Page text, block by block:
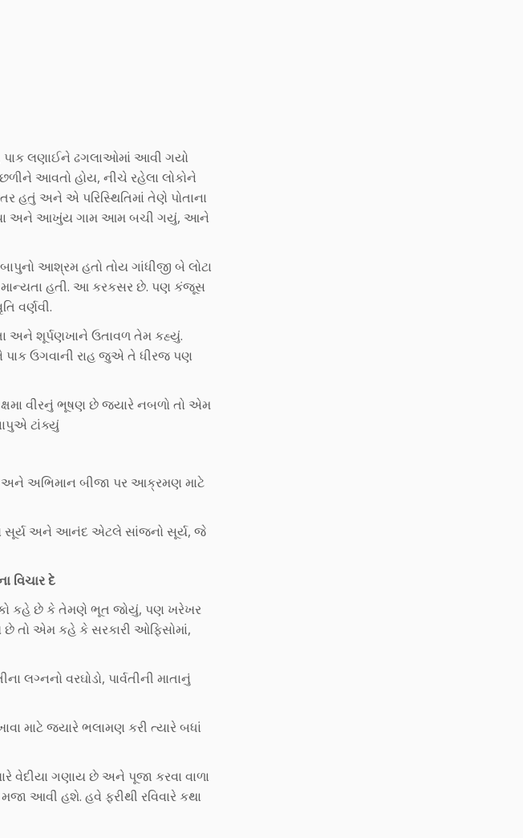
લણાઈને ઢગલાઓમાં આવી ગયો
આવતો હોય, નીચે રહેલા લોકોને
હતું અને એ પરિસ્થિતિમાં તેણે પોતાના
અને આખુંય ગામ આમ બચી ગયું, આને
આશ્રમ હતો તોય ગાંધીજી બે લોટા
માન્યતા હતી. આ કરકસર છે. પણ કંજૂસ
વર્ણવી.
અને શૂર્પણખાને ઉતાવળ તેમ કહ્યું.
ઉગવાની રાહ જુએ તે ધીરજ પણ
વીરનું ભૂષણ છે જ્યારે નબળો તો એમ
ટાંક્યું
અને અભિમાન બીજા પર આક્રમણ માટે
સૂર્ય અને આનંદ એટલે સાંજનો સૂર્ય, જે
વિચાર દે
કહે છે કે તેમણે ભૂત જોયું, પણ ખરેખર
તો એમ કહે કે સરકારી ઓફિસોમાં,
લગ્નનો વરઘોડો, પાર્વતીની માતાનું
માટે જ્યારે ભલામણ કરી ત્યારે બધાં
વેદીયા ગણાય છે અને પૂજા કરવા વાળા
આવી હશે. હવે ફરીથી રવિવારે કથા